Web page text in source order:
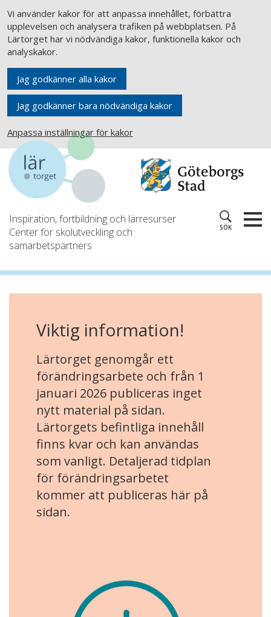
Vi använder kakor för att anpassa innehållet, förbättra
upplevelsen och analysera trafiken på webbplatsen. På
Lärtorget har vi nödvändiga kakor, funktionella kakor och
analyskakor.
Jag godkänner alla kakor
Jag godkänner bara nödvändiga kakor
Anpassa inställningar för kakor
Inspiration, fortbildning och lärresurser
Center för skolutveckling och
samarbetspartners
SÖK
Viktig information!
Lärtorget genomgår ett
förändringsarbete och från 1
januari 2026 publiceras inget
nytt material på sidan.
Lärtorgets befintliga innehåll
finns kvar och kan användas
som vanligt. Detaljerad tidplan
för förändringsarbetet
kommer att publiceras här på
sidan.